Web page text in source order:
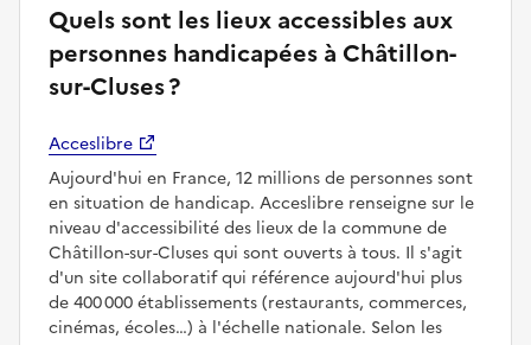
Quels sont les lieux accessibles aux
personnes handicapées à Châtillon-
sur-Cluses ?
Acceslibre
Aujourd'hui en France, 12 millions de personnes sont
en situation de handicap. Acceslibre renseigne sur le
niveau d'accessibilité des lieux de la commune de
Châtillon-sur-Cluses qui sont ouverts à tous. Il s'agit
d'un site collaboratif qui référence aujourd'hui plus
de 400 000 établissements (restaurants, commerces,
cinémas, écoles…) à l'échelle nationale. Selon les